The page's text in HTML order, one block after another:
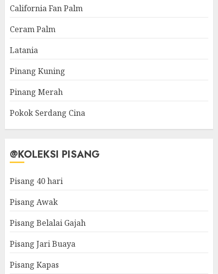
California Fan Palm
Ceram Palm
Latania
Pinang Kuning
Pinang Merah
Pokok Serdang Cina
@KOLEKSI PISANG
Pisang 40 hari
Pisang Awak
Pisang Belalai Gajah
Pisang Jari Buaya
Pisang Kapas